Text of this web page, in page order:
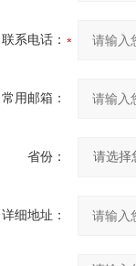
联系电话：
常用邮箱：
省份：
详细地址：